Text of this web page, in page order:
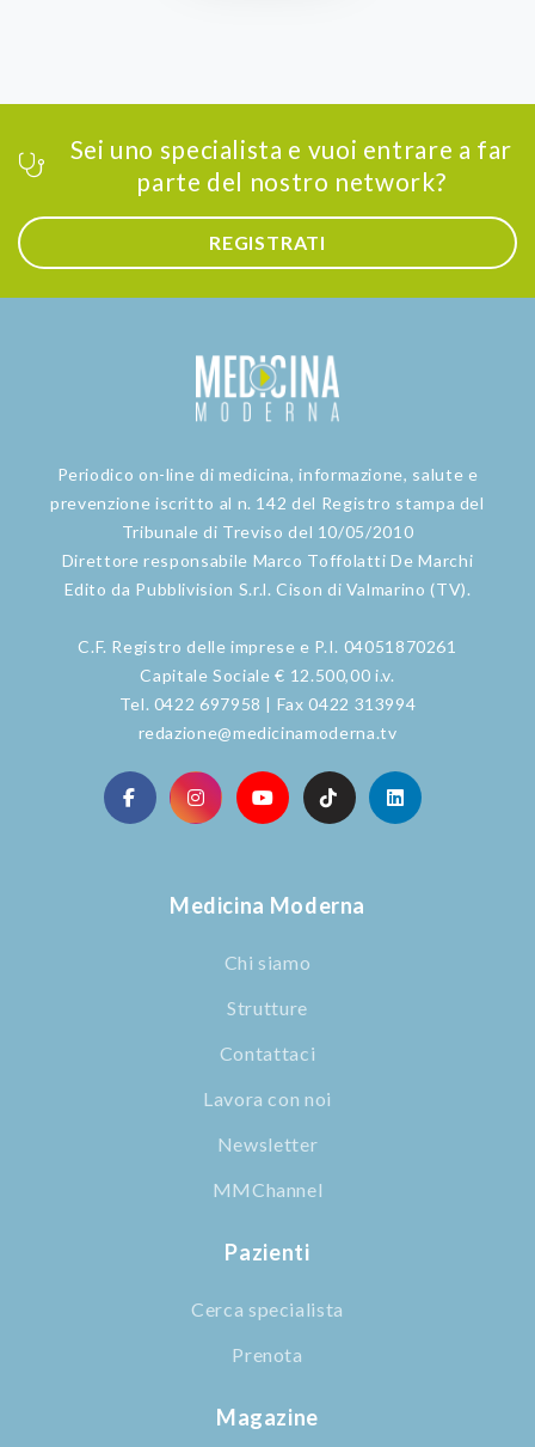
Sei uno specialista e vuoi entrare a far
parte del nostro network?
REGISTRATI
Periodico on-line di medicina, informazione, salute e
prevenzione iscritto al n. 142 del Registro stampa del
Tribunale di Treviso del 10/05/2010
Direttore responsabile Marco Toffolatti De Marchi
Edito da Pubblivision S.r.l. Cison di Valmarino (TV).
C.F. Registro delle imprese e P.I. 04051870261
Capitale Sociale € 12.500,00 i.v.
Tel. 0422 697958 | Fax 0422 313994
redazione@medicinamoderna.tv
Medicina Moderna
Chi siamo
Strutture
Contattaci
Lavora con noi
Newsletter
MMChannel
Pazienti
Cerca specialista
Prenota
Magazine